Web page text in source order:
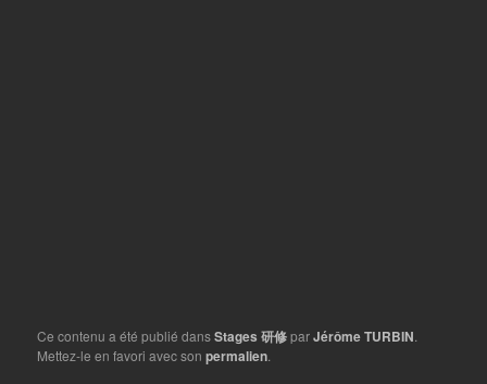
Ce contenu a été publié dansStages 研修parJérôme TURBIN.
Mettez-le en favori avec sonpermalien.